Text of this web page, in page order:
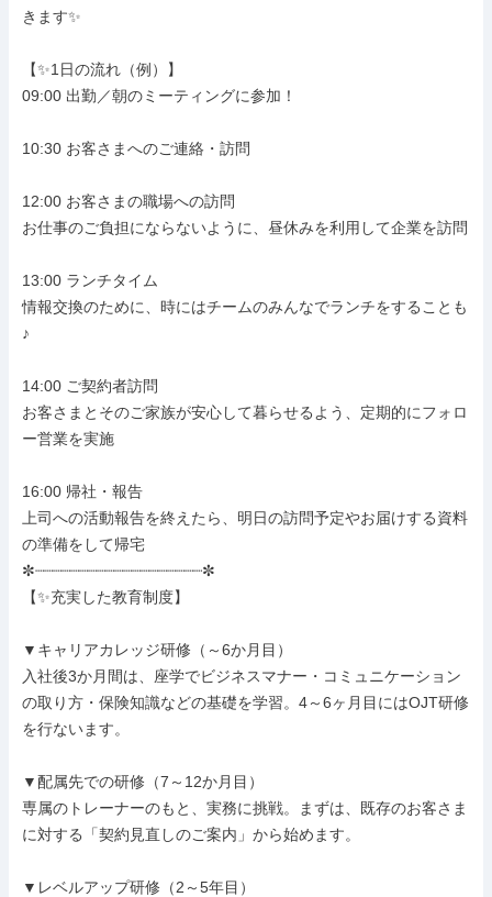
きます✨
【✨1日の流れ（例）】
09:00 出勤／朝のミーティングに参加！
10:30 お客さまへのご連絡・訪問
12:00 お客さまの職場への訪問
お仕事のご負担にならないように、昼休みを利用して企業を訪問
13:00 ランチタイム
情報交換のために、時にはチームのみんなでランチをすることも
♪
14:00 ご契約者訪問
お客さまとそのご家族が安心して暮らせるよう、定期的にフォロ
ー営業を実施
16:00 帰社・報告
上司への活動報告を終えたら、明日の訪問予定やお届けする資料
の準備をして帰宅
✼┈┈┈┈┈┈┈┈┈┈┈┈┈┈┈┈┈┈┈✼
【✨充実した教育制度】
▼キャリアカレッジ研修（～6か月目）
入社後3か月間は、座学でビジネスマナー・コミュニケーション
の取り方・保険知識などの基礎を学習。4～6ヶ月目にはOJT研修
を行ないます。
▼配属先での研修（7～12か月目）
専属のトレーナーのもと、実務に挑戦。まずは、既存のお客さま
に対する「契約見直しのご案内」から始めます。
▼レベルアップ研修（2～5年目）